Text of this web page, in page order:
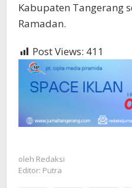
Kabupaten Tangerang
Ramadan.
Post Views: 411
oleh Redaksi
Editor: Putra